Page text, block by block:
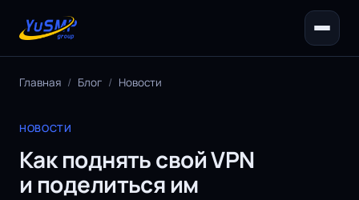
Главная / Блог / Новости
НОВОСТИ
Как поднять свой VPN
и поделиться им